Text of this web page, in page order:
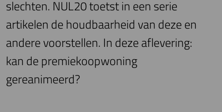
slechten. NUL20 toetst in een serie
artikelen de houdbaarheid van deze en
andere voorstellen. In deze aflevering:
kan de premiekoopwoning
gereanimeerd?